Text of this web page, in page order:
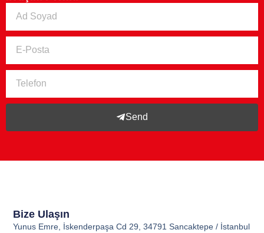
Send
Bize Ulaşın
Yunus Emre, İskenderpaşa Cd 29, 34791 Sancaktepe / İstanbul